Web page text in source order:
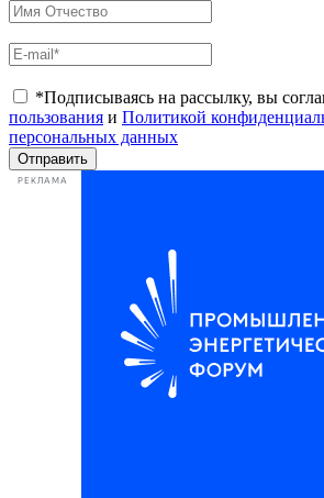
*Подписываясь на рассылку, вы
пользования и Политикой
персональных данных
Отправить
РЕКЛАМА